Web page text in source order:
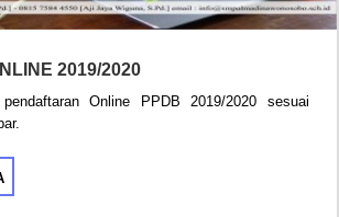
2019/2020
Online PPDB 2019/2020 sesuai